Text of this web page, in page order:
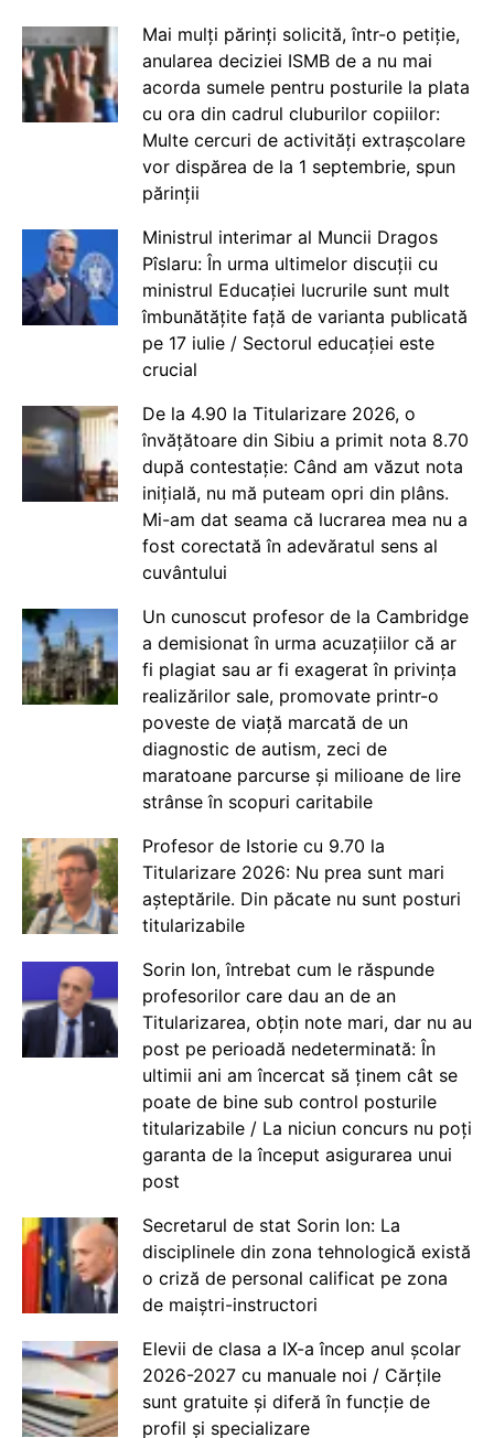
Mai mulți părinți solicită, într-o petiție,
anularea deciziei ISMB de a nu mai
acorda sumele pentru posturile la plata
cu ora din cadrul cluburilor copiilor:
Multe cercuri de activități extrașcolare
vor dispărea de la 1 septembrie, spun
părinții
Ministrul interimar al Muncii Dragos
Pîslaru: În urma ultimelor discuții cu
ministrul Educației lucrurile sunt mult
îmbunătățite față de varianta publicată
pe 17 iulie / Sectorul educației este
crucial
De la 4.90 la Titularizare 2026, o
învățătoare din Sibiu a primit nota 8.70
după contestație: Când am văzut nota
inițială, nu mă puteam opri din plâns.
Mi-am dat seama că lucrarea mea nu a
fost corectată în adevăratul sens al
cuvântului
Un cunoscut profesor de la Cambridge
a demisionat în urma acuzațiilor că ar
fi plagiat sau ar fi exagerat în privința
realizărilor sale, promovate printr-o
poveste de viață marcată de un
diagnostic de autism, zeci de
maratoane parcurse și milioane de lire
strânse în scopuri caritabile
Profesor de Istorie cu 9.70 la
Titularizare 2026: Nu prea sunt mari
așteptările. Din păcate nu sunt posturi
titularizabile
Sorin Ion, întrebat cum le răspunde
profesorilor care dau an de an
Titularizarea, obțin note mari, dar nu au
post pe perioadă nedeterminată: În
ultimii ani am încercat să ținem cât se
poate de bine sub control posturile
titularizabile / La niciun concurs nu poți
garanta de la început asigurarea unui
post
Secretarul de stat Sorin Ion: La
disciplinele din zona tehnologică există
o criză de personal calificat pe zona
de maiștri-instructori
Elevii de clasa a IX-a încep anul școlar
2026-2027 cu manuale noi / Cărțile
sunt gratuite și diferă în funcție de
profil și specializare